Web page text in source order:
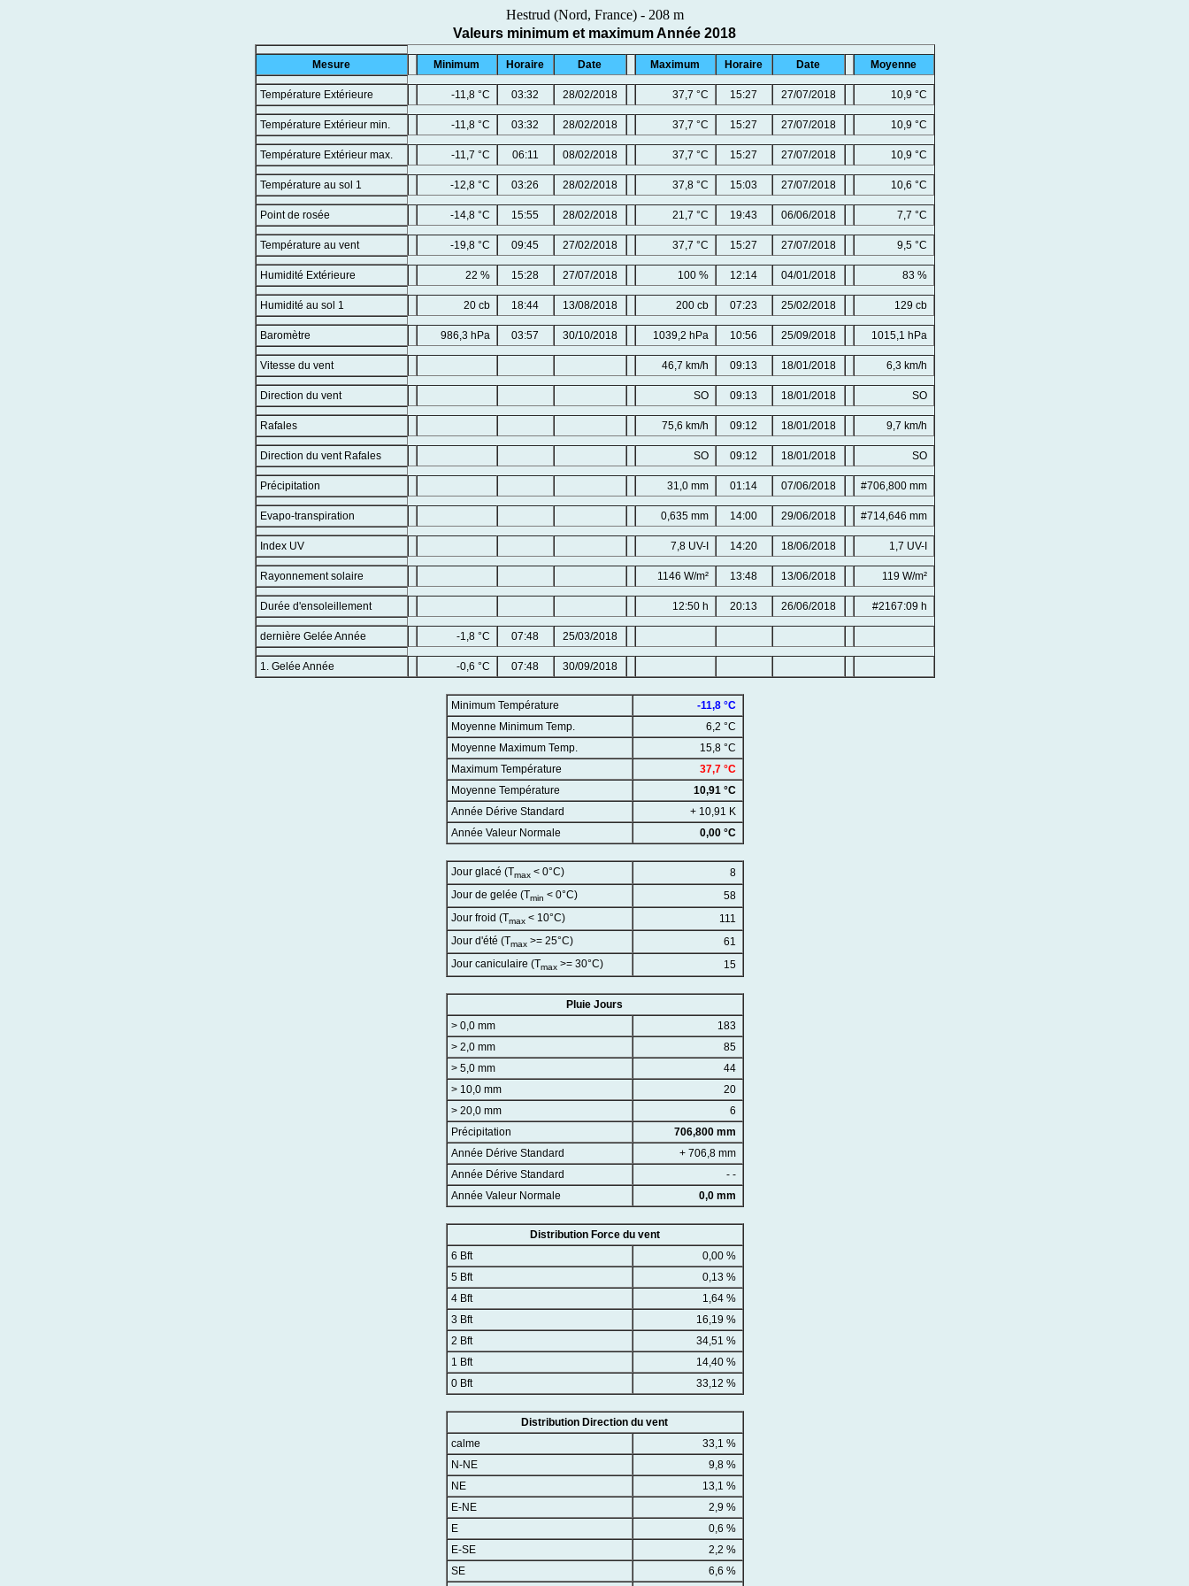
Hestrud (Nord, France) - 208 m
Valeurs minimum et maximum Année 2018
Mesure Minimum Horaire Date Maximum Horaire Date Moyenne
Température Extérieure -11,8 °C 03:32 28/02/2018 37,7 °C 15:27 27/07/2018 10,9 °C
Température Extérieur min. -11,8 °C 03:32 28/02/2018 37,7 °C 15:27 27/07/2018 10,9 °C
Température Extérieur max. -11,7 °C 06:11 08/02/2018 37,7 °C 15:27 27/07/2018 10,9 °C
Température au sol 1 -12,8 °C 03:26 28/02/2018 37,8 °C 15:03 27/07/2018 10,6 °C
Point de rosée -14,8 °C 15:55 28/02/2018 21,7 °C 19:43 06/06/2018 7,7 °C
Température au vent -19,8 °C 09:45 27/02/2018 37,7 °C 15:27 27/07/2018 9,5 °C
Humidité Extérieure 22 % 15:28 27/07/2018 100 % 12:14 04/01/2018 83 %
Humidité au sol 1 20 cb 18:44 13/08/2018 200 cb 07:23 25/02/2018 129 cb
Baromètre 986,3 hPa 03:57 30/10/2018 1039,2 hPa 10:56 25/09/2018 1015,1 hPa
Vitesse du vent 46,7 km/h 09:13 18/01/2018 6,3 km/h
Direction du vent SO 09:13 18/01/2018 SO
Rafales 75,6 km/h 09:12 18/01/2018 9,7 km/h
Direction du vent Rafales SO 09:12 18/01/2018 SO
Précipitation 31,0 mm 01:14 07/06/2018 #706,800 mm
Evapo-transpiration 0,635 mm 14:00 29/06/2018 #714,646 mm
Index UV 7,8 UV-I 14:20 18/06/2018 1,7 UV-I
Rayonnement solaire 1146 W/m² 13:48 13/06/2018 119 W/m²
Durée d'ensoleillement 12:50 h 20:13 26/06/2018 #2167:09 h
dernière Gelée Année -1,8 °C 07:48 25/03/2018
1. Gelée Année -0,6 °C 07:48 30/09/2018
Minimum Température
-11,8 °C
Moyenne Minimum Temp.
6,2 °C
Moyenne Maximum Temp.
15,8 °C
Maximum Température
37,7 °C
Moyenne Température
10,91 °C
Année Dérive Standard
+ 10,91 K
Année Valeur Normale
0,00 °C
Jour glacé (Tmax< 0°C)
8
Jour de gelée (Tmin < 0°C)
58
Jour froid (Tmax< 10°C)
111
Jour d'été (Tmax>= 25°C)
61
Jour caniculaire (Tmax>= 30°C) 15
Pluie Jours
> 0,0 mm
183
> 2,0 mm
85
> 5,0 mm
44
> 10,0 mm
20
> 20,0 mm
6
Précipitation
706,800 mm
Année Dérive Standard
+ 706,8 mm
Année Dérive Standard
- -
Année Valeur Normale
0,0 mm
Distribution Force du vent
6 Bft
0,00 %
5 Bft
0,13 %
4 Bft
1,64 %
3 Bft
16,19 %
2 Bft
34,51 %
1 Bft
14,40 %
0 Bft
33,12 %
Distribution Direction du vent
calme
33,1 %
N-NE
9,8 %
NE
13,1 %
E-NE
2,9 %
E
0,6 %
E-SE
2,2 %
SE
6,6 %